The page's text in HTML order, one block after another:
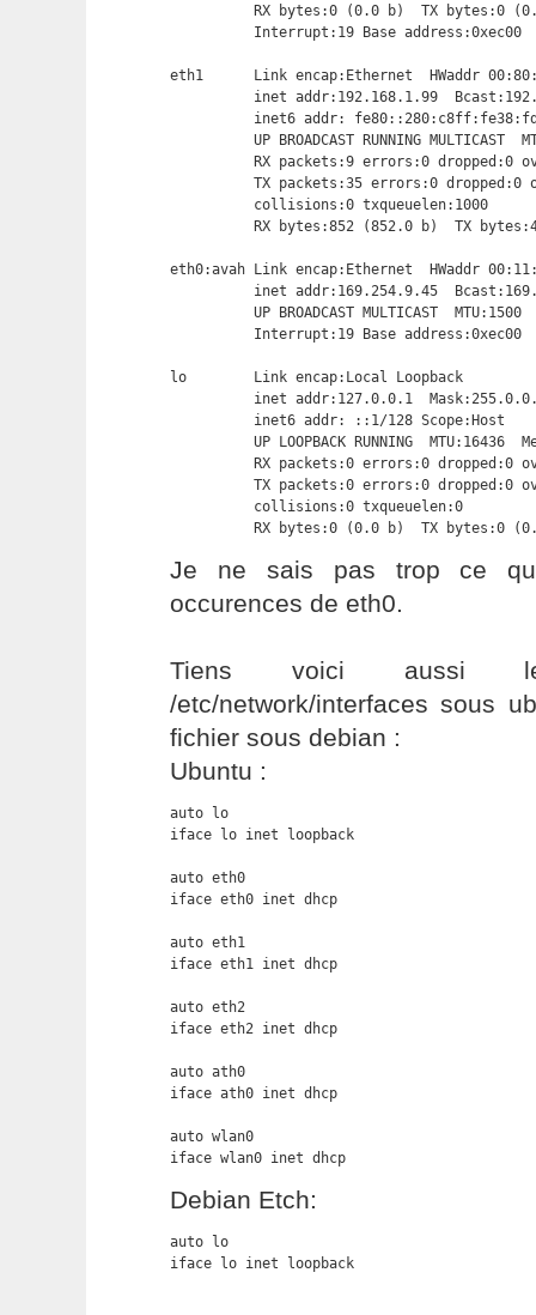
RX bytes:0 (0.0 b)  TX bytes:0
          Interrupt:19 Base address:0xec00
eth1      Link encap:Ethernet  HWaddr
inet addr:192.168.1.99
inet6 addr:
UP BROADCAST RUNNING MULTICAST
RX packets:9 errors:0 dropped:0
TX packets:35 errors:0 dropped:0
          collisions:0 txqueuelen:1000
RX bytes:852 (852.0 b)  TX
eth0:avah Link encap:Ethernet  HWaddr
inet addr:169.254.9.45
UP BROADCAST MULTICAST  MTU:1500
          Interrupt:19 Base address:0xec00
lo        Link encap:Local Loopback
inet addr:127.0.0.1
          inet6 addr: ::1/128 Scope:Host
UP LOOPBACK RUNNING  MTU:16436
RX packets:0 errors:0 dropped:0
TX packets:0 errors:0 dropped:0
          collisions:0 txqueuelen:0
RX bytes:0 (0.0 b)  TX bytes:0
Je ne sais pas trop ce
occurences de eth0.
Tiens voici aussi
/etc/network/interfaces sous
fichier sous debian :
Ubuntu :
auto lo
iface lo inet loopback
auto eth0
iface eth0 inet dhcp
auto eth1
iface eth1 inet dhcp
auto eth2
iface eth2 inet dhcp
auto ath0
iface ath0 inet dhcp
auto wlan0
iface wlan0 inet dhcp
Debian Etch:
auto lo
iface lo inet loopback